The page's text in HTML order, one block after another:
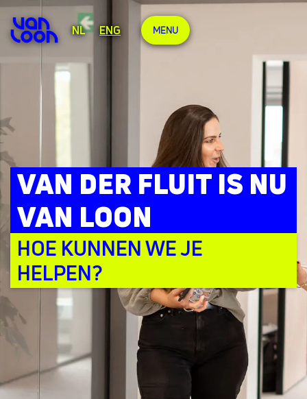
NL ENG MENU
VAN DER FLUIT IS NU
VAN LOON
HOE KUNNEN WE JE
HELPEN?